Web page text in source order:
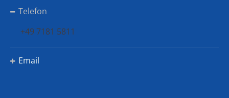
Telefon
+49 7181 5811
Email